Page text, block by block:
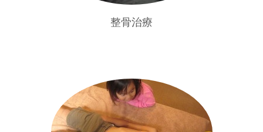
整骨治療